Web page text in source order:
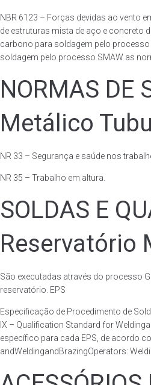
NBR 6123 – Forças devidas ao vento
de estruturas mista de aço e concreto
carbono para soldagem pelo processo
soldagem pelo processo SMAW as
NORMAS DE
Metálico
NR 33 – Segurança e saúde nos
NR 35 – Trabalho em altura.
SOLDAS E
Reservatório
São executadas através do processo
reservatório. EPS
Especificação de Procedimento de
IX – Qualification Standard for
específico para cada EPS, de acordo
andWeldingandBrazingOperators: